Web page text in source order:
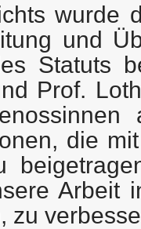
wurde
und
Statuts
Prof.
die
Arbeit
zu